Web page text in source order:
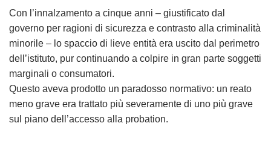
Con l’innalzamento a cinque anni – giustificato dal
governo per ragioni di sicurezza e contrasto alla criminalità
minorile – lo spaccio di lieve entità era uscito dal perimetro
dell’istituto, pur continuando a colpire in gran parte soggetti
marginali o consumatori.
Questo aveva prodotto un paradosso normativo: un reato
meno grave era trattato più severamente di uno più grave
sul piano dell’accesso alla probation.